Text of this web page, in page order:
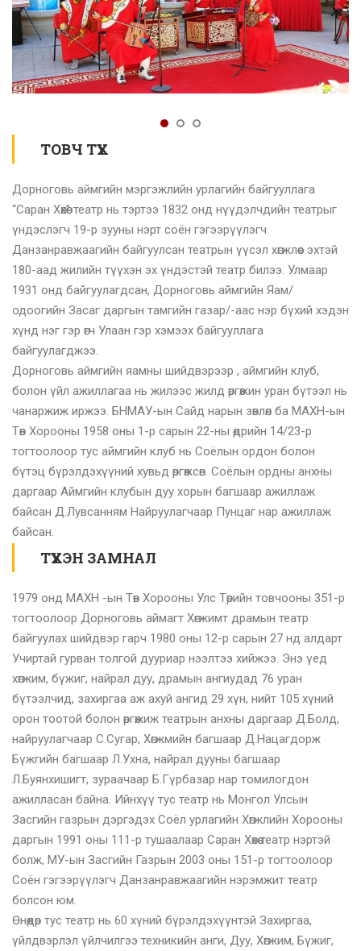
ТОВЧ ТҮҮХ
Дорноговь аймгийн мэргэжлийн урлагийн байгууллага
“Саран Хөхөө” театр нь тэртээ 1832 онд нүүдэлчдийн театрыг
үндэслэгч 19-р зууны нэрт соён гэгээрүүлэгч
Данзанравжаагийн байгуулсан театрын үүсэл хөгжлөөс эхтэй
180-аад жилийн түүхэн эх үндэстэй театр билээ. Улмаар
1931 онд байгуулагдсан, Дорноговь аймгийн Яам/
одоогийн Засаг даргын тамгийн газар/-аас нэр бүхий хэдэн
хүнд нэг гэр өгч Улаан гэр хэмээх байгууллага
байгуулагджээ.
Дорноговь аймгийн яамны шийдвэрээр , аймгийн клуб,
болон үйл ажиллагаа нь жилээс жилд өргөжин уран бүтээл нь
чанаржиж иржээ. БНМАУ-ын Сайд нарын зөвлөл ба МАХН-ын
Төв Хорооны 1958 оны 1-р сарын 22-ны өдрийн 14/23-р
тогтоолоор тус аймгийн клуб нь Соёлын ордон болон
бүтэц бүрэлдэхүүний хувьд өргөжсөн. Соёлын ордны анхны
даргаар Аймгийн клубын дуу хорын багшаар ажиллаж
байсан Д.Лувсанням Найруулагчаар Пунцаг нар ажиллаж
байсан.
ТҮҮХЭН ЗАМНАЛ
1979 онд МАХН -ын Төв Хорооны Улс Төрийн товчооны 351-р
тогтоолоор Дорноговь аймагт Хөгжимт драмын театр
байгуулах шийдвэр гарч 1980 оны 12-р сарын 27 нд алдарт
Учиртай гурван толгой дууриар нээлтээ хийжээ. Энэ үед
хөгжим, бүжиг, найрал дуу, драмын ангиудад 76 уран
бүтээлчид, захиргаа аж ахуй ангид 29 хүн, нийт 105 хүний
орон тоотой болон өргөжиж театрын анхны даргаар Д.Болд,
найруулагчаар С.Сугар, Хөгжмийн багшаар Д.Нацагдорж
Бүжгийн багшаар Л.Ухна, найрал дууны багшаар
Л.Буянхишигт, зураачаар Б.Гүрбазар нар томилогдон
ажилласан байна. Ийнхүү тус театр нь Монгол Улсын
Засгийн газрын дэргэдэх Соёл урлагийн Хөгжлийн Хорооны
даргын 1991 оны 111-р тушаалаар Саран Хөхөө театр нэртэй
болж, МУ-ын Засгийн Газрын 2003 оны 151-р тогтоолоор
Соён гэгээрүүлэгч Данзанравжаагийн нэрэмжит театр
болсон юм.
Өнөөдөр тус театр нь 60 хүний бүрэлдэхүүнтэй Захиргаа,
үйлдвэрлэл үйлчилгээ техникийн анги, Дуу, Хөгжим, Бүжиг,